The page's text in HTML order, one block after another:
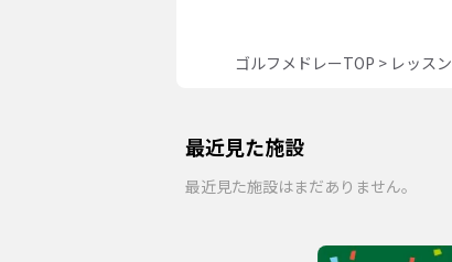
ゴルフメドレーTOP > レッスン
最近見た施設
最近見た施設はまだありません。